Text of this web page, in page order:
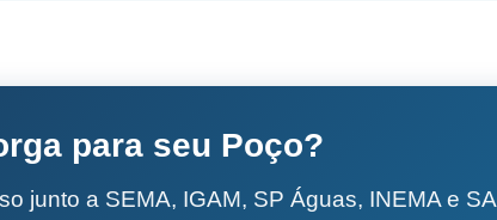
para seu Poço?
junto a SEMA, IGAM, SP Águas, INEMA e